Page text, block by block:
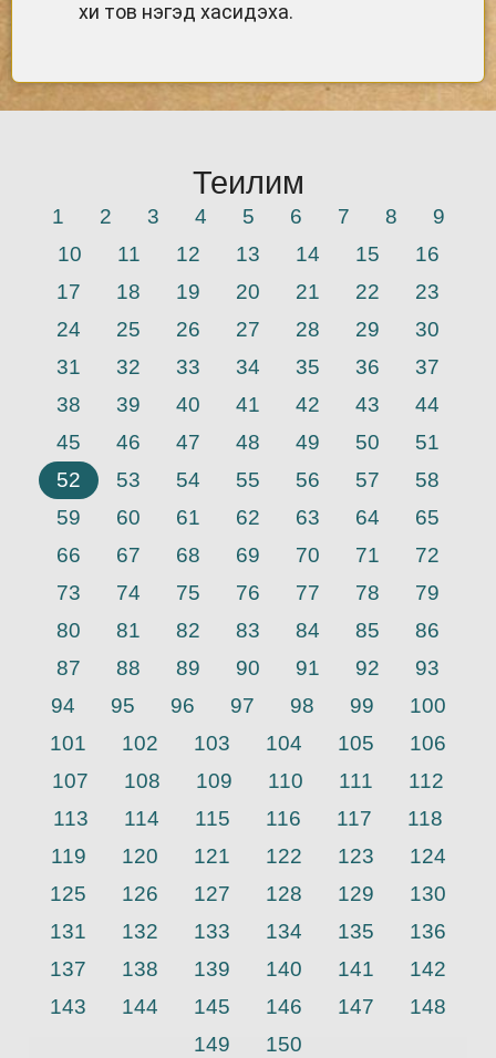
хи тов нэгэд хасидэха.
Теилим
1 2 3 4 5 6 7 8
9
10
11 12 13 14 15
16
17
18 19 20 21 22
23
24
25 26 27 28 29
30
31
32 33 34 35 36
37
38
39 40 41 42 43
44
45
46 47 48 49 50
51
52
53 54 55 56 57
58
59
60 61 62 63 64
65
66
67 68 69 70 71
72
73
74 75 76 77 78
79
80
81 82 83 84 85
86
87
88 89 90 91 92
93
94
95 96 97 98 99
100
101
102 103 104 105
106
107
108 109 110 111
112
113
114 115 116 117
118
119
120 121 122 123
124
125
126 127 128 129
130
131
132 133 134 135
136
137
138 139 140 141
142
143
144 145 146 147
148
149
150